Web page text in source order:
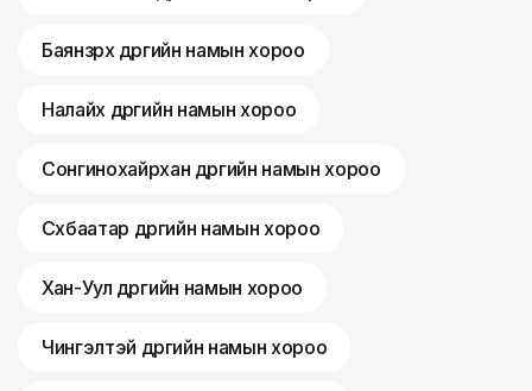
Баянзүрх дүүргийн намын хороо
Налайх дүүргийн намын хороо
Сонгинохайрхан дүүргийн намын хороо
Сүхбаатар дүүргийн намын хороо
Хан-Уул дүүргийн намын хороо
Чингэлтэй дүүргийн намын хороо